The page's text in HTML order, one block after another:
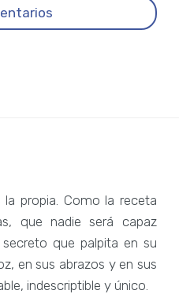
propia. Como la receta
que nadie será capaz
que palpita en su
en sus abrazos y en sus
indescriptible y único.